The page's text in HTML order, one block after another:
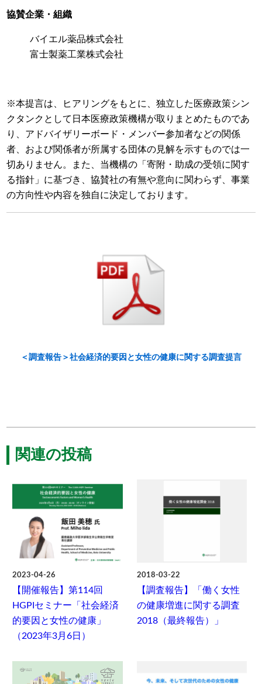
協賛企業・組織
バイエル薬品株式会社
富士製薬工業株式会社
※本提言は、ヒアリングをもとに、独立した医療政策シン
クタンクとして日本医療政策機構が取りまとめたものであ
り、アドバイザリーボード・メンバー参加者などの関係
者、および関係者が所属する団体の見解を示すものでは一
切ありません。また、当機構の「寄附・助成の受領に関す
る指針」に基づき、協賛社の有無や意向に関わらず、事業
の方向性や内容を独自に決定しております。
＜調査報告＞社会経済的要因と女性の健康に関する調査提言
関連の投稿
2023-04-26
【開催報告】第114回
HGPIセミナー「社会経済
的要因と女性の健康」
（2023年3月6日）
2018-03-22
【調査報告】「働く女性
の健康増進に関する調査
2018（最終報告）」